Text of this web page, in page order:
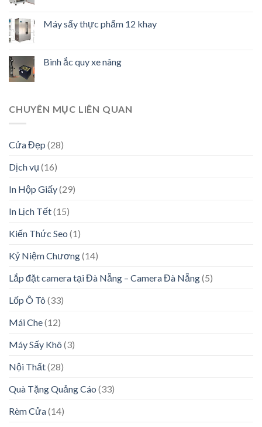
Máy sấy thực phẩm 12 khay
Bình ắc quy xe nâng
CHUYÊN MỤC LIÊN QUAN
Cửa Đẹp (28)
Dịch vụ (16)
In Hộp Giấy(29)
In Lịch Tết(15)
Kiến Thức Seo (1)
Kỷ Niệm Chương(14)
Lắp đặt camera tại Đà Nẵng – Camera Đà Nẵng(5)
Lốp Ô Tô (33)
Mái Che(12)
Máy Sấy Khô (3)
Nội Thất(28)
Quà Tặng Quảng Cáo (33)
Rèm Cửa(14)